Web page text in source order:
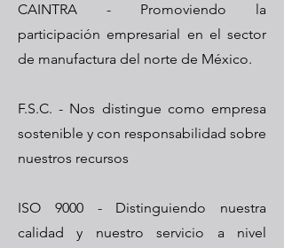
CAINTRA - Promoviendo la
participación empresarial en el sector
de manufactura del norte de México.
F.S.C. - Nos distingue como empresa
sostenible y con responsabilidad sobre
nuestros recursos
ISO 9000 - Distinguiendo nuestra
calidad y nuestro servicio a nivel